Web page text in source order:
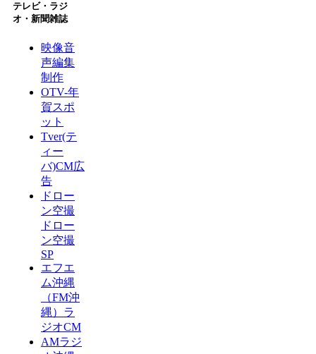
テレビ・ラジ
オ・新聞雑誌
映像音
声編集
制作
OTV-年
賀スポ
ット
Tver(テ
ィー
バ)CM広
告
ドロー
ン空撮
ドロー
ン空撮
SP
エフエ
ム沖縄
（FM沖
縄）ラ
ジオCM
AMラジ